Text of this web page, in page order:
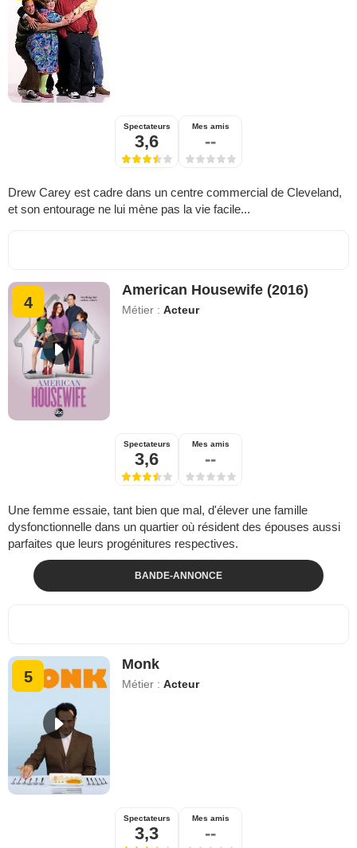
Spectateurs
3,6
Mes amis
--
Drew Carey est cadre dans un centre commercial de Cleveland,
et son entourage ne lui mène pas la vie facile...
4
American Housewife (2016)
Métier :Acteur
Spectateurs
3,6
Mes amis
--
Une femme essaie, tant bien que mal, d'élever une famille
dysfonctionnelle dans un quartier où résident des épouses aussi
parfaites que leurs progénitures respectives.
BANDE-ANNONCE
5
Monk
Métier :Acteur
Spectateurs
3,3
Mes amis
--